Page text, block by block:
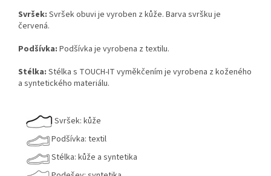
Svršek: Svršek obuvi je vyroben z kůže. Barva svršku je
červená.
Podšívka: Podšívka je vyrobena z textilu.
Stélka: Stélka s TOUCH-IT vyměkčením je vyrobena z koženého
a syntetického materiálu.
Svršek: kůže
Podšívka: textil
Stélka: kůže a syntetika